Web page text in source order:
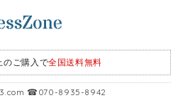
のご購入で全国送料無料
☎070-8935-8942